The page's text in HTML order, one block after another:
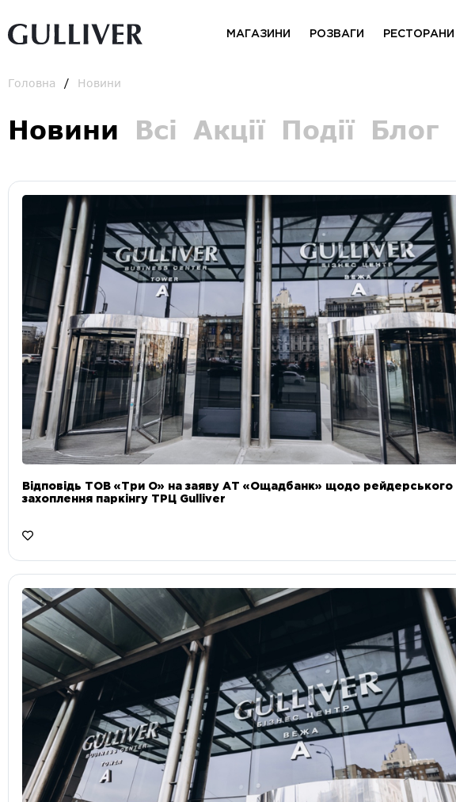
МАГАЗИНИ РОЗВАГИ РЕСТОРАНИ
Головна Новини
Новини Всі Акції Події Блог
Відповідь ТОВ «Три О» на заяву АТ «Ощадбанк» щодо рейдерського
захоплення паркінгу ТРЦ Gulliver